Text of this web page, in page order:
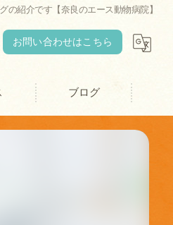
紹介です【奈良のエース動物病院】
お問い合わせはこちら
ブログ